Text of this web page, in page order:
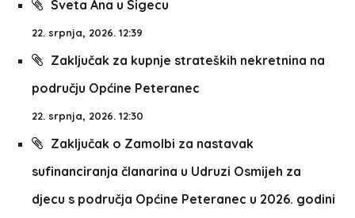
Sveta Ana u Sigecu
22. srpnja, 2026. 12:39
Zaključak za kupnje strateških nekretnina na
području Općine Peteranec
22. srpnja, 2026. 12:30
Zaključak o Zamolbi za nastavak
sufinanciranja članarina u Udruzi Osmijeh za
djecu s područja Općine Peteranec u 2026. godini